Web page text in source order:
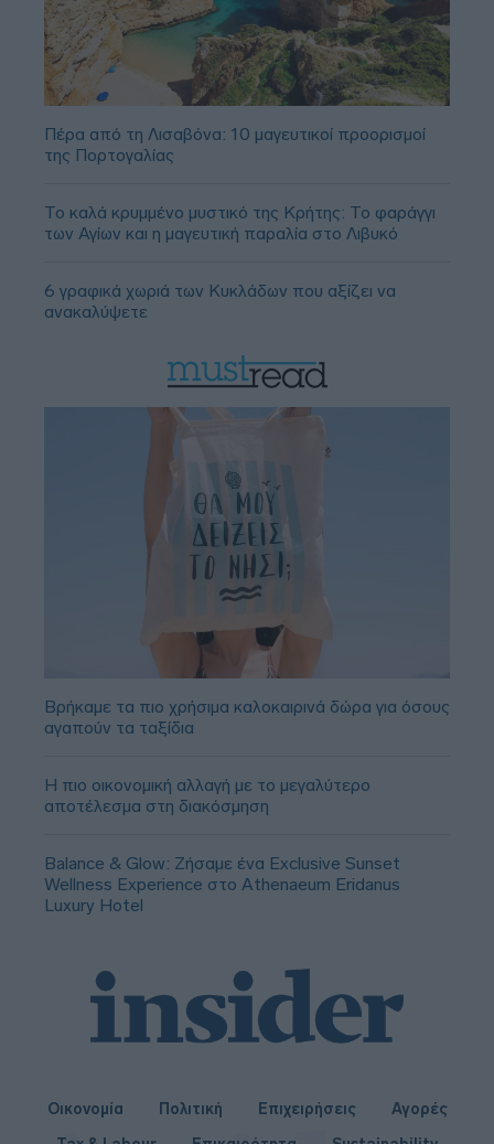
Πέρα από τη Λισαβόνα: 10 μαγευτικοί προορισμοί
της Πορτογαλίας
Το καλά κρυμμένο μυστικό της Κρήτης: Το φαράγγι
των Αγίων και η μαγευτική παραλία στο Λιβυκό
6 γραφικά χωριά των Κυκλάδων που αξίζει να
ανακαλύψετε
Βρήκαμε τα πιο χρήσιμα καλοκαιρινά δώρα για όσους
αγαπούν τα ταξίδια
Η πιο οικονομική αλλαγή με το μεγαλύτερο
αποτέλεσμα στη διακόσμηση
Balance & Glow: Ζήσαμε ένα Exclusive Sunset
Wellness Experience στο Athenaeum Eridanus
Luxury Hotel
Οικονομία Πολιτική Επιχειρήσεις
Αγορές